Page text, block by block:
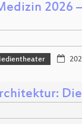
2026